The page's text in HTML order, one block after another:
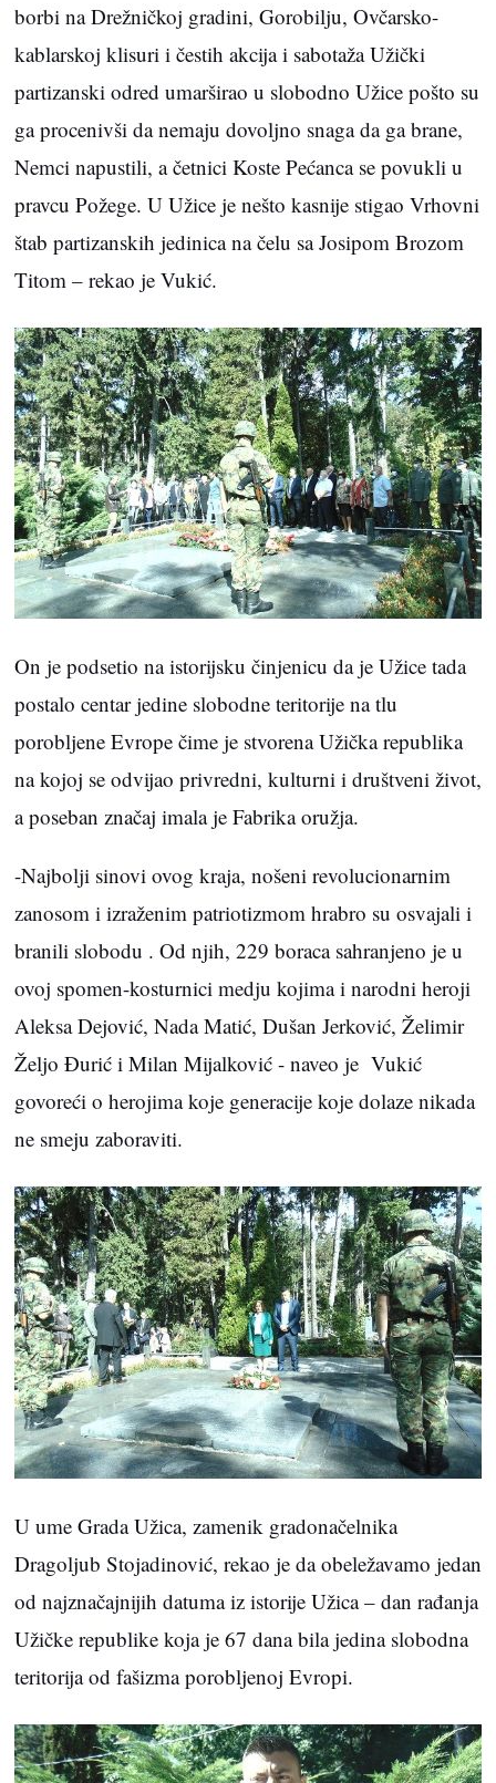
borbi na Drežničkoj gradini, Gorobilju, Ovčarsko-
kablarskoj klisuri i čestih akcija i sabotaža Užički
partizanski odred umarširao u slobodno Užice pošto su
ga procenivši da nemaju dovoljno snaga da ga brane,
Nemci napustili, a četnici Koste Pećanca se povukli u
pravcu Požege. U Užice je nešto kasnije stigao Vrhovni
štab partizanskih jedinica na čelu sa Josipom Brozom
Titom – rekao je Vukić.
On je podsetio na istorijsku činjenicu da je Užice tada
postalo centar jedine slobodne teritorije na tlu
porobljene Evrope čime je stvorena Užička republika
na kojoj se odvijao privredni, kulturni i društveni život,
a poseban značaj imala je Fabrika oružja.
-Najbolji sinovi ovog kraja, nošeni revolucionarnim
zanosom i izraženim patriotizmom hrabro su osvajali i
branili slobodu . Od njih, 229 boraca sahranjeno je u
ovoj spomen-kosturnici medju kojima i narodni heroji
Aleksa Dejović, Nada Matić, Dušan Jerković, Želimir
Željo Đurić i Milan Mijalković - naveo je Vukić
govoreći o herojima koje generacije koje dolaze nikada
ne smeju zaboraviti.
U ume Grada Užica, zamenik gradonačelnika
Dragoljub Stojadinović, rekao je da obeležavamo jedan
od najznačajnijih datuma iz istorije Užica – dan rađanja
Užičke republike koja je 67 dana bila jedina slobodna
teritorija od fašizma porobljenoj Evropi.